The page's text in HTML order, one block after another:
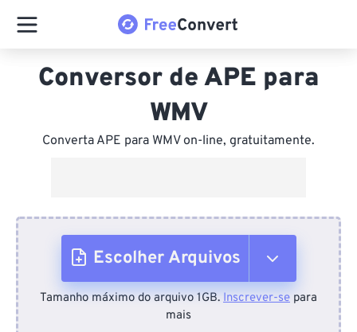
Conversor de APE para
WMV
Converta APE para WMV on-line, gratuitamente.
Escolher Arquivos
Do dispositivo
Tamanho máximo do arquivo 1GB. Inscrever-se para
mais